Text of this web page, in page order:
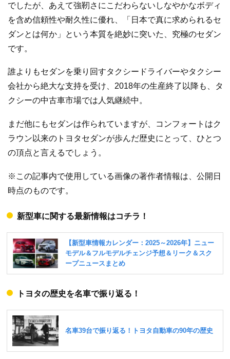
でしたが、あえて強靭さにこだわらないしなやかなボディ
を含め信頼性や耐久性に優れ、「日本で真に求められるセ
ダンとは何か」という本質を絶妙に突いた、究極のセダン
です。
誰よりもセダンを乗り回すタクシードライバーやタクシー
会社から絶大な支持を受け、2018年の生産終了以降も、タ
クシーの中古車市場では人気継続中。
まだ他にもセダンは作られていますが、コンフォートはク
ラウン以来のトヨタセダンが歩んだ歴史にとって、ひとつ
の頂点と言えるでしょう。
※この記事内で使用している画像の著作者情報は、公開日
時点のものです。
新型車に関する最新情報はコチラ！
トヨタの歴史を名車で振り返る！